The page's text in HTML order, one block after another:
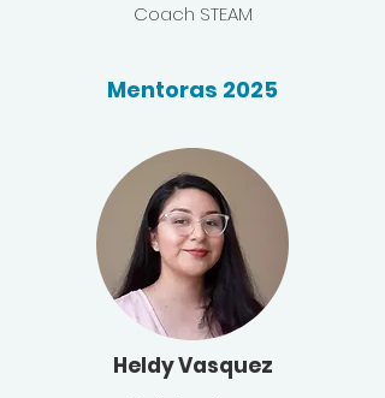
Coach STEAM
Mentoras 2025
Heldy Vasquez